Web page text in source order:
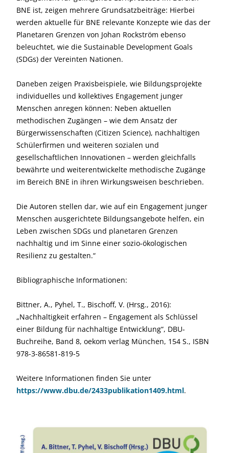
BNE ist, zeigen mehrere Grundsatzbeiträge: Hierbei
werden aktuelle für BNE relevante Konzepte wie das der
Planetaren Grenzen von Johan Rockström ebenso
beleuchtet, wie die Sustainable Development Goals
(SDGs) der Vereinten Nationen.
Daneben zeigen Praxisbeispiele, wie Bildungsprojekte
individuelles und kollektives Engagement junger
Menschen anregen können: Neben aktuellen
methodischen Zugängen – wie dem Ansatz der
Bürgerwissenschaften (Citizen Science), nachhaltigen
Schülerfirmen und weiteren sozialen und
gesellschaftlichen Innovationen – werden gleichfalls
bewährte und weiterentwickelte methodische Zugänge
im Bereich BNE in ihren Wirkungsweisen beschrieben.
Die Autoren stellen dar, wie auf ein Engagement junger
Menschen ausgerichtete Bildungsangebote helfen, ein
Leben zwischen SDGs und planetaren Grenzen
nachhaltig und im Sinne einer sozio-ökologischen
Resilienz zu gestalten.“
Bibliographische Informationen:
Bittner, A., Pyhel, T., Bischoff, V. (Hrsg., 2016):
„Nachhaltigkeit erfahren – Engagement als Schlüssel
einer Bildung für nachhaltige Entwicklung“, DBU-
Buchreihe, Band 8, oekom verlag München, 154 S., ISBN
978-3-86581-819-5
Weitere Informationen finden Sie unter
https://www.dbu.de/2433publikation1409.html.